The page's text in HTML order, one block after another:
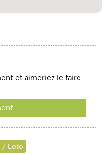
et aimeriez le faire
/ Loto